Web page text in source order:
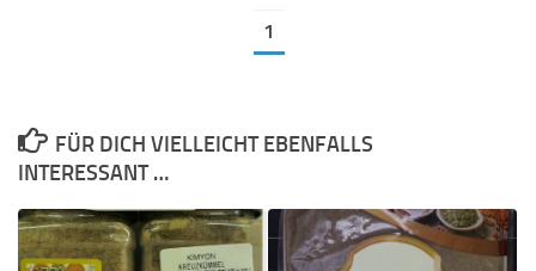
1
FÜR DICH VIELLEICHT EBENFALLS
INTERESSANT …